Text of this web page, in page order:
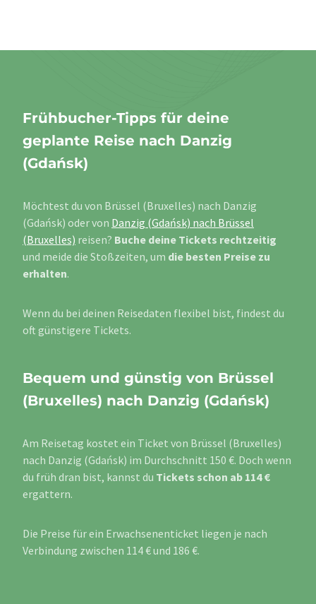
Frühbucher-Tipps für deine
geplante Reise nach Danzig
(Gdańsk)
Möchtest du von Brüssel (Bruxelles) nach Danzig
(Gdańsk) oder von Danzig (Gdańsk) nach Brüssel
(Bruxelles) reisen? Buche deine Tickets rechtzeitig
und meide die Stoßzeiten, um die besten Preise zu
erhalten.
Wenn du bei deinen Reisedaten flexibel bist, findest du
oft günstigere Tickets.
Bequem und günstig von Brüssel
(Bruxelles) nach Danzig (Gdańsk)
Am Reisetag kostet ein Ticket von Brüssel (Bruxelles)
nach Danzig (Gdańsk) im Durchschnitt 150 €. Doch wenn
du früh dran bist, kannst du Tickets schon ab 114 €
ergattern.
Die Preise für ein Erwachsenenticket liegen je nach
Verbindung zwischen 114 € und 186 €.